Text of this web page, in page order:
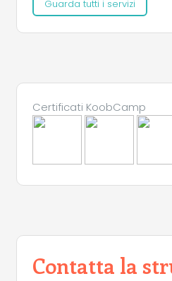
Guarda tutti i servizi
Certificati KoobCamp
Contatta la